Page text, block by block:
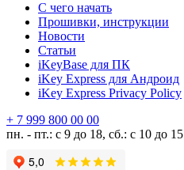
С чего начать
Прошивки, инструкции
Новости
Статьи
iKeyBase для ПК
iKey Express для Андроид
iKey Express Privacy Policy
+ 7 999 800 00 00
пн. - пт.: с 9 до 18, сб.: с 10 до 15